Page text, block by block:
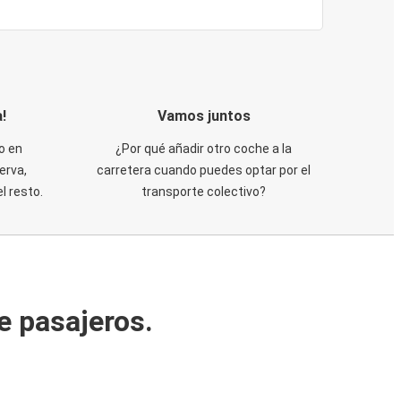
en
resto.
Vamos juntos
¿Por qué añadir otro coche a la
carretera cuando puedes optar por el
transporte colectivo?
pasajeros.